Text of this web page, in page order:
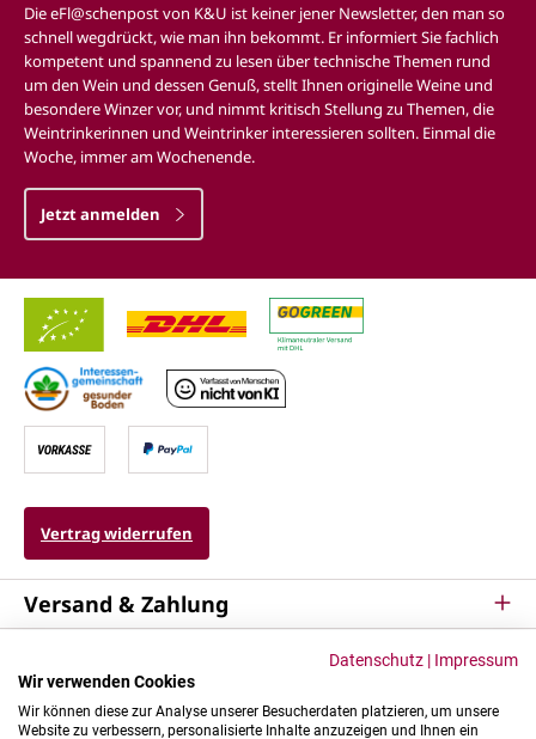
Die eFl@schenpost von K&U ist keiner jener Newsletter, den man so
schnell wegdrückt, wie man ihn bekommt. Er informiert Sie fachlich
kompetent und spannend zu lesen über technische Themen rund
um den Wein und dessen Genuß, stellt Ihnen originelle Weine und
besondere Winzer vor, und nimmt kritisch Stellung zu Themen, die
Weintrinkerinnen und Weintrinker interessieren sollten. Einmal die
Woche, immer am Wochenende.
Jetzt anmelden
Vertrag widerrufen
Versand & Zahlung
Kontakt & Mehr
Datenschutz | Impressum
Wir verwenden Cookies
Wir können diese zur Analyse unserer Besucherdaten platzieren, um unsere
Website zu verbessern, personalisierte Inhalte anzuzeigen und Ihnen ein